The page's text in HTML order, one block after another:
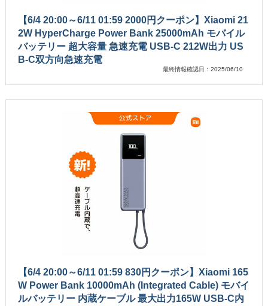
【6/4 20:00～6/11 01:59 2000円クーポン】Xiaomi 21
2W HyperCharge Power Bank 25000mAh モバイル
バッテリー 超大容量 急速充電 USB-C 212W出力 US
B-C双方向急速充電
最終情報確認日：2025/06/10
【6/4 20:00～6/11 01:59 830円クーポン】Xiaomi 165
W Power Bank 10000mAh (Integrated Cable) モバイ
ルバッテリー 内蔵ケーブル 最大出力165W USB-C内